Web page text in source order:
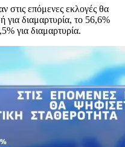
στις επόμενες εκλογές θα
για διαμαρτυρία, το 56,6%
για διαμαρτυρία.